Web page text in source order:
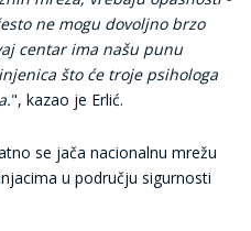
ne mogu dovoljno brzo
centar ima našu punu
što će troje psihologa
", kazao je Erlić.
se jača nacionalnu mrežu
u području sigurnosti